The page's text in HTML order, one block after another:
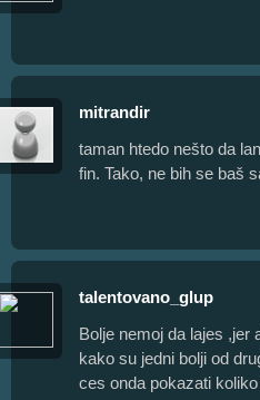
mitrandir
taman htedo nešto da
fin. Tako, ne bih se baš
talentovano_glup
Bolje nemoj da lajes ,jer
kako su jedni bolji od
ces onda pokazati